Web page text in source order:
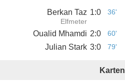
Berkan Taz
Elfmeter
1:0 36'
Oualid Mhamdi 2:0 60'
Julian Stark 3:0 79'
Karten